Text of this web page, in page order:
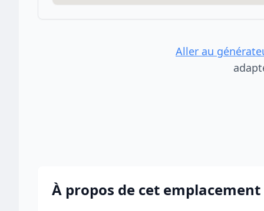
Aller au
À propos de cet emplacement